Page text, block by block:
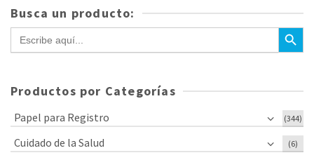
$423.86.
$362.17.
Busca un producto:
Buscar: Botón de
Productos por Categorías
Papel para Registro (344)
Cuidado de la Salud (6)